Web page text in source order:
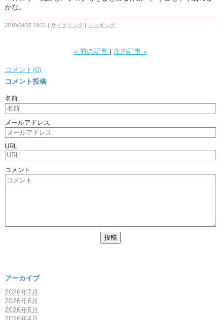
かな。
2018/04/15 19:51 サイクリング ジョギング
« 前の記事 次の記事 »
コメント(0)
コメント投稿
名前
メールアドレス
URL
コメント
アーカイブ
2026年7月
2026年6月
2026年5月